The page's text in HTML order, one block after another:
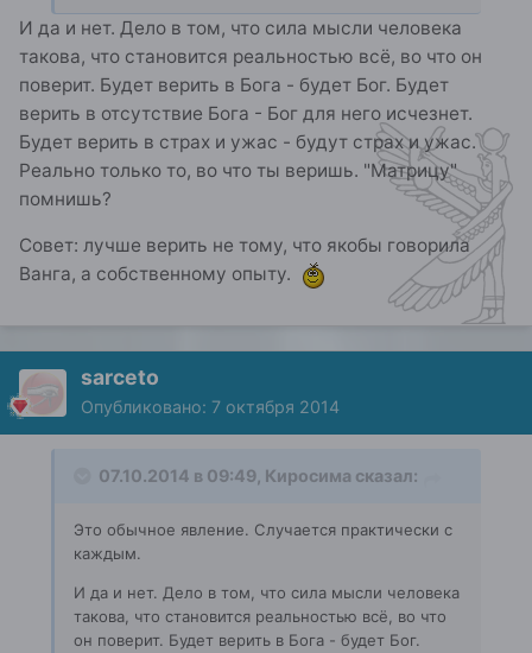
И да и нет. Дело в том, что сила мысли человека
такова, что становится реальностью всё, во что он
поверит. Будет верить в Бога - будет Бог. Будет
верить в отсутствие Бога - Бог для него исчезнет.
Будет верить в страх и ужас - будут страх и ужас.
Реально только то, во что ты веришь. "Матрицу"
помнишь?
Совет: лучше верить не тому, что якобы говорила
Ванга, а собственному опыту.
sarceto
Опубликовано: 7 октября 2014
07.10.2014 в 09:49, Киросима сказал:
Это обычное явление. Случается практически с
каждым.
И да и нет. Дело в том, что сила мысли человека
такова, что становится реальностью всё, во что
он поверит. Будет верить в Бога - будет Бог.